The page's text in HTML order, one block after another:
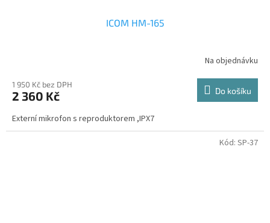
ICOM HM-165
Na objednávku
1 950 Kč bez DPH
2 360 Kč Do košíku
Externí mikrofon s reproduktorem ,IPX7
Kód: SP-37